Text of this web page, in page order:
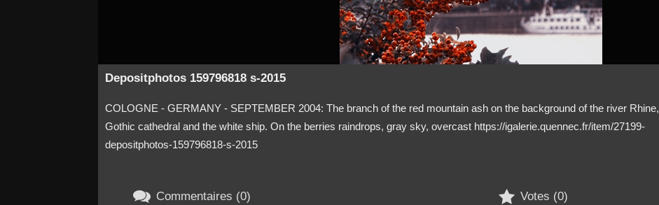
Depositphotos 159796818 s-2015
COLOGNE - GERMANY - SEPTEMBER 2004: The branch of the red mountain ash on the background of the river Rhine,
Gothic cathedral and the white ship. On the berries raindrops, gray sky, overcast https://igalerie.quennec.fr/item/27199-
depositphotos-159796818-s-2015
 Votes (0)
 Commentaires (0)